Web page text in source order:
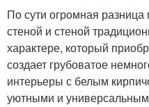
По сути огромная
стеной и стеной
характере, который
создает грубоватое
интерьеры с белым
уютными и